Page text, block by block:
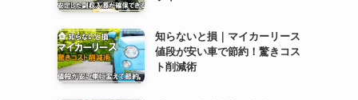
知らないと損｜マイカーリース
値段が安い車で節約！驚きコス
ト削減術